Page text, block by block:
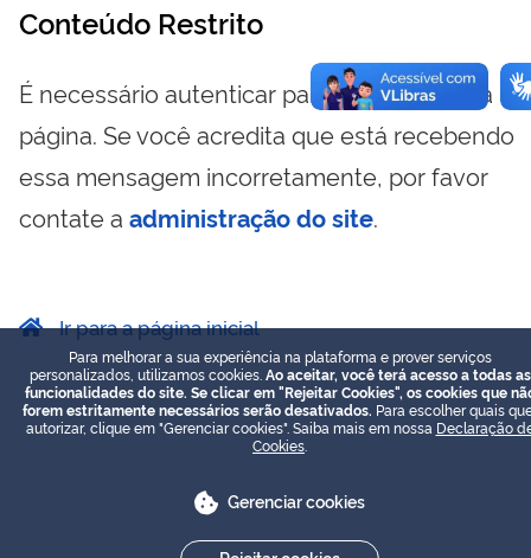
Conteúdo Restrito
É necessário autenticar para visualizar essa
página. Se você acredita que está recebendo
essa mensagem incorretamente, por favor
contate a administração do site.
Ir para a página inicial
Para melhorar a sua experiência na plataforma e prover serviços
personalizados, utilizamos cookies. Ao aceitar, você terá acesso a todas as
funcionalidades do site. Se clicar em "Rejeitar Cookies", os cookies que
forem estritamente necessários serão desativados. Para escolher quais
autorizar, clique em "Gerenciar cookies". Saiba mais em nossa Declaração
Cookies
Gerenciar cookies